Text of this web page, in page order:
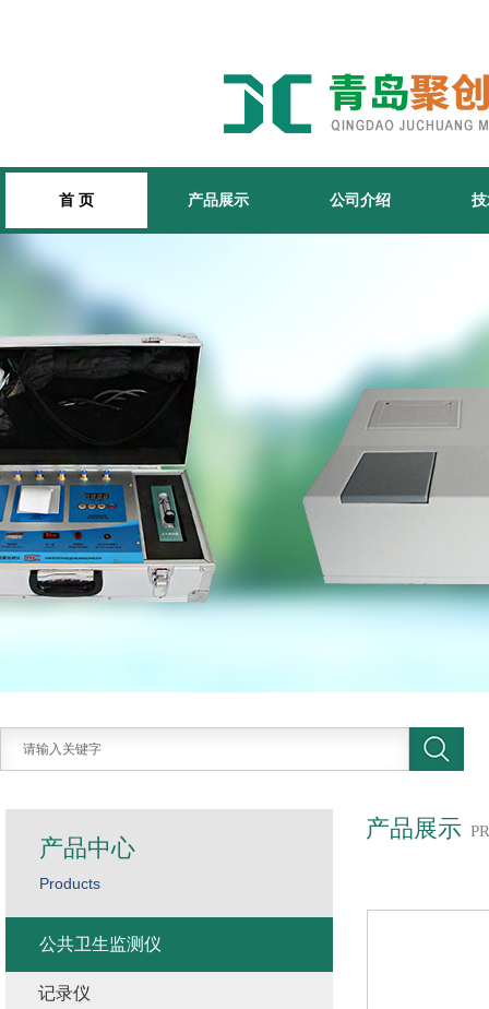
首 页 产品展示 公司介绍
产品展示
产品中心
Products
公共卫生监测仪
记录仪